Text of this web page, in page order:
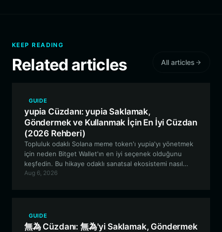
KEEP READING
Related articles All articles
GUIDE
yupia Cüzdanı: yupia Saklamak,
Göndermek ve Kullanmak İçin En İyi Cüzdan
(2026 Rehberi)
Topluluk odaklı Solana meme token'ı yupia'yı yönetmek
için neden Bitget Wallet'ın en iyi seçenek olduğunu
keşfedin. Bu hikaye odaklı sanatsal ekosistemi nasıl
güvenli bir şekilde saklayacağınızı, alıp satacağınızı ve
Aug 6, 2026
GUIDE
無為 Cüzdanı: 無為'yi Saklamak, Göndermek